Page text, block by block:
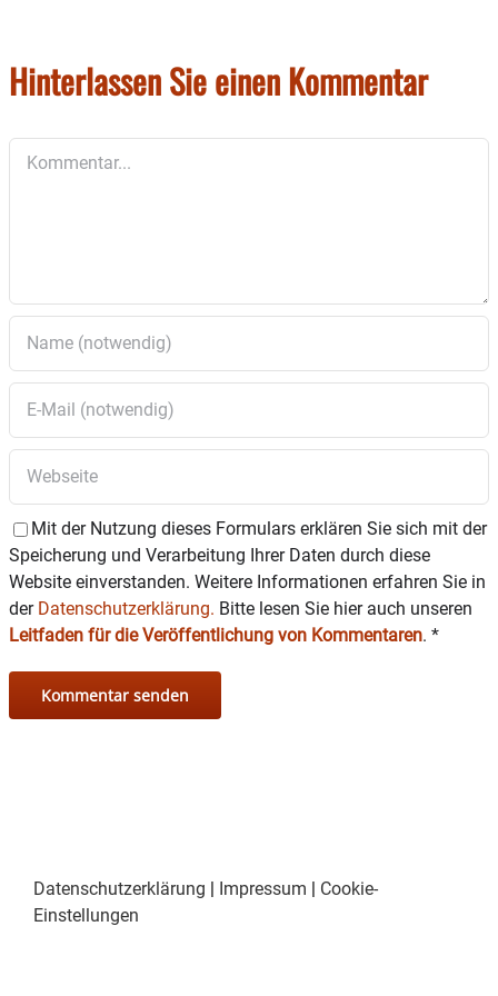
Hinterlassen Sie einen Kommentar
Mit der Nutzung dieses Formulars erklären Sie sich mit der
Speicherung und Verarbeitung Ihrer Daten durch diese
Website einverstanden. Weitere Informationen erfahren Sie in
der Datenschutzerklärung. Bitte lesen Sie hier auch unseren
Leitfaden für die Veröffentlichung von Kommentaren. *
Datenschutzerklärung | Impressum | Cookie-
Einstellungen